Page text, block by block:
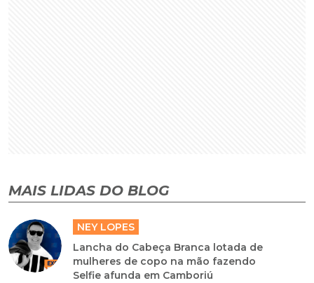
MAIS LIDAS DO BLOG
NEY LOPES
Lancha do Cabeça Branca lotada de
mulheres de copo na mão fazendo
Selfie afunda em Camboriú